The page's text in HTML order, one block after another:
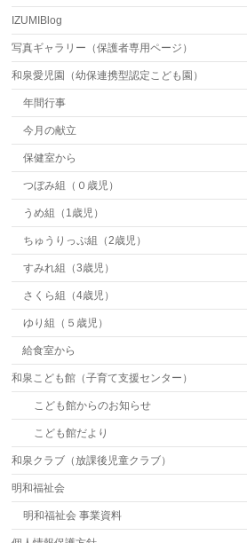
IZUMIBlog
写真ギャラリー（保護者専用ページ）
和泉愛児園（幼保連携型認定こども園）
年間行事
今月の献立
保健室から
つぼみ組（０歳児）
うめ組（1歳児）
ちゅうりっぷ組（2歳児）
すみれ組（3歳児）
さくら組（4歳児）
ゆり組（５歳児）
給食室から
和泉こども館（子育て支援センター）
こども館からのお知らせ
こども館だより
和泉クラブ（放課後児童クラブ）
明和福祉会
明和福祉会 事業資料